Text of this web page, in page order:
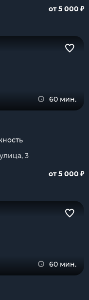
от 5 000 ₽
60 мин.
3
от 5 000 ₽
60 мин.